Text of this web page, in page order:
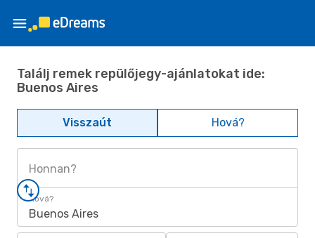
Találj remek repülőjegy-ajánlatokat ide:
Buenos Aires
Visszaút Hová?
Honnan?
Hová?
Buenos Aires